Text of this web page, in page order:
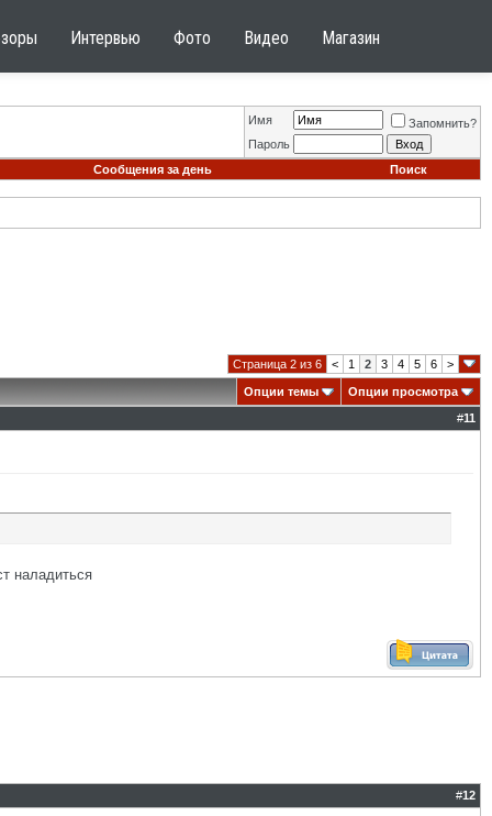
Интервью Фото Видео Магазин
Имя
Запомнить?
Пароль
Сообщения за день
Поиск
Страница 2 из 6 < 1 2 3 4 5 6 >
Опции темы
Опции просмотра
#11
наладиться
#12